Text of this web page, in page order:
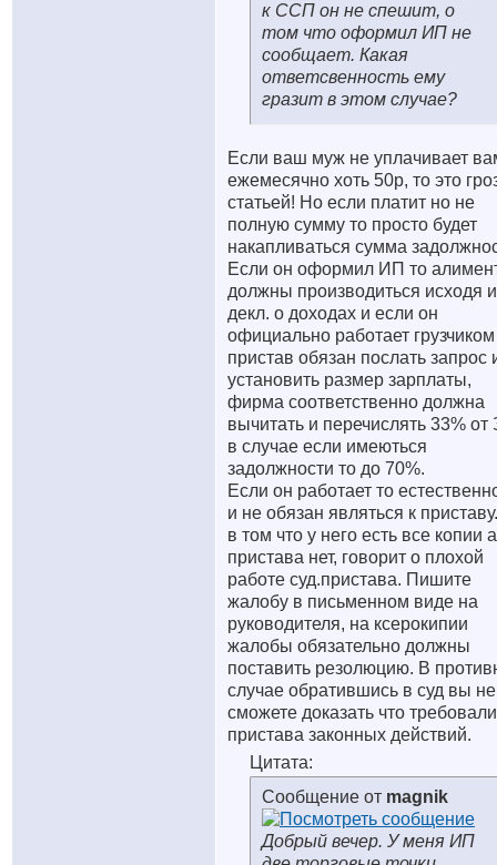
к ССП он не спешит, о
том что оформил ИП не
сообщает. Какая
ответсвенность ему
гразит в этом случае?
Если ваш муж не уплачивает
ежемесячно хоть 50р, то это
статьей! Но если платит но не
полную сумму то просто будет
накапливаться сумма
Если он оформил ИП то
должны производиться исходя
декл. о доходах и если он
официально работает грузчиком
пристав обязан послать запрос
установить размер зарплаты,
фирма соответственно должна
вычитать и перечислять 33% от
в случае если имеються
задолжности то до 70%.
Если он работает то
и не обязан являться к
в том что у него есть все копии
пристава нет, говорит о плохой
работе суд.пристава. Пишите
жалобу в письменном виде на
руководителя, на ксерокипии
жалобы обязательно должны
поставить резолюцию. В
случае обратившись в суд вы не
сможете доказать что
пристава законных действий.
Цитата:
Сообщение от magnik
Добрый вечер. У меня ИП